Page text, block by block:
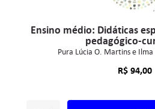
Ensino médio: Didáticas
pedagógico-
Pura Lúcia O. Martins e Ilma
R$94,00